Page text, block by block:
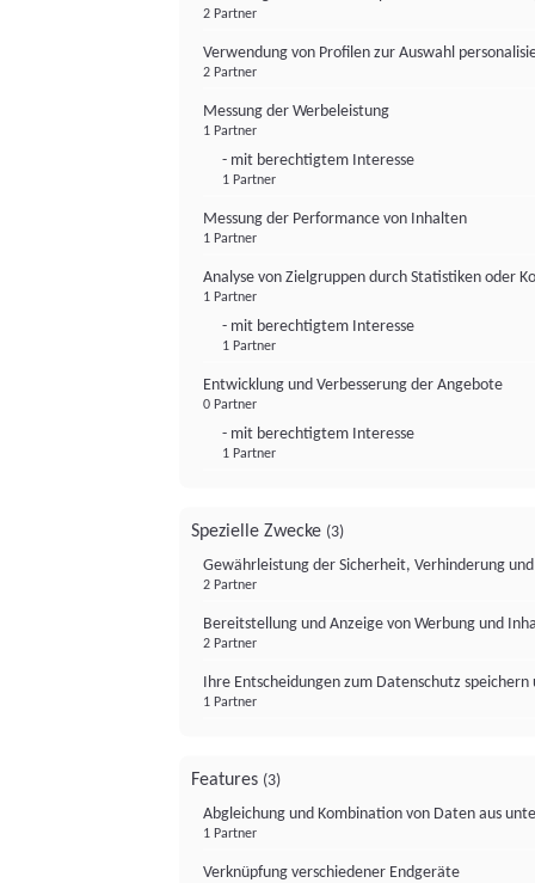
2 Partner
Verwendung von Profilen zur Auswahl
2 Partner
Messung der Werbeleistung
1 Partner
- mit berechtigtem Interesse
1 Partner
Messung der Performance von Inhalten
1 Partner
Analyse von Zielgruppen durch Statistiken oder
1 Partner
- mit berechtigtem Interesse
1 Partner
Entwicklung und Verbesserung der Angebote
0 Partner
- mit berechtigtem Interesse
1 Partner
Spezielle Zwecke (3)
Gewährleistung der Sicherheit, Verhinderung
2 Partner
Bereitstellung und Anzeige von Werbung und
2 Partner
Ihre Entscheidungen zum Datenschutz
1 Partner
Features (3)
Abgleichung und Kombination von Daten aus
1 Partner
Verknüpfung verschiedener Endgeräte